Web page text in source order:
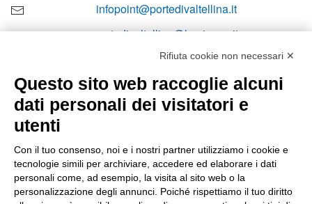
infopoint@portedivaltellina.it
portedivaltellina@lamiapec.it
+39 0342 601140
Lun-ven
08:00 – 12:10 / 14:00 – 18:10
Rifiuta cookie non necessari ✕
Questo sito web raccoglie alcuni
dati personali dei visitatori e
utenti
Con il tuo consenso, noi e i nostri partner utilizziamo i cookie e
tecnologie simili per archiviare, accedere ed elaborare i dati
personali come, ad esempio, la visita al sito web o la
personalizzazione degli annunci. Poiché rispettiamo il tuo diritto